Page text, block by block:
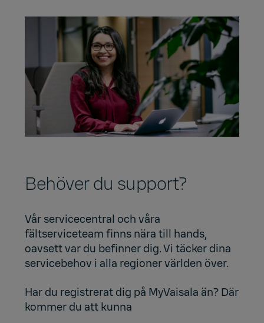
Behöver du support?
Vår servicecentral och våra
fältserviceteam finns nära till hands,
oavsett var du befinner dig. Vi täcker dina
servicebehov i alla regioner världen över.
Har du registrerat dig på MyVaisala än? Där
kommer du att kunna